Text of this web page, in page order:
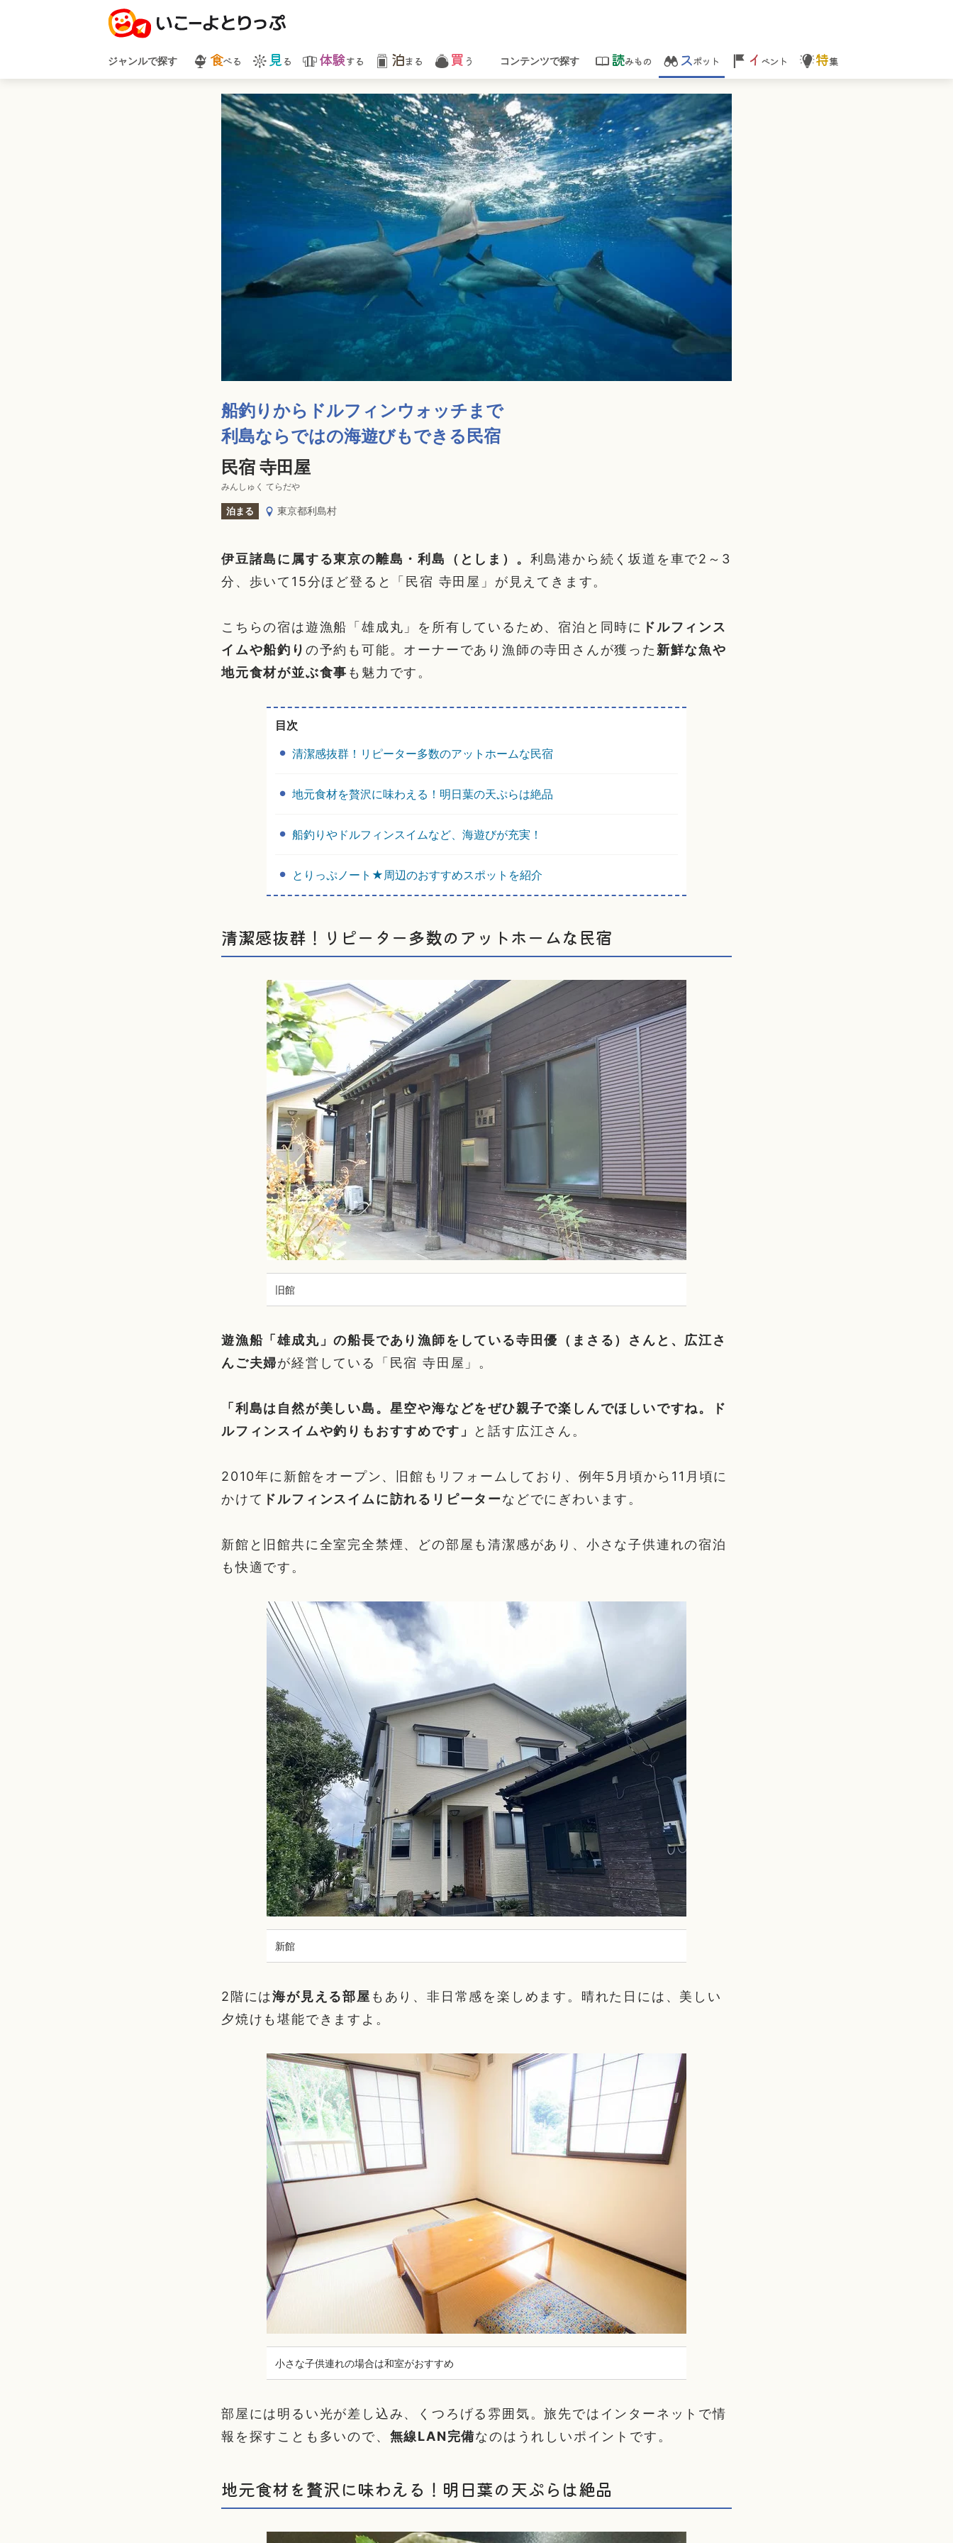
ジャンルで探す 食べる 見 る 体験する 泊まる 買 う コンテンツで探す 読みもの スポット イ ベント 特集
船釣りからドルフィンウォッチまで
利島ならではの海遊びもできる民宿
民宿 寺田屋
みんしゅく てらだや
泊まる 東京都利島村
伊豆諸島に属する東京の離島・利島（としま）。 利島港から続く坂道を車で2～3
分、歩いて15分ほど登ると「民宿 寺田屋」が見えてきます。
こちらの宿は遊漁船「雄成丸」を所有しているため、宿泊と同時に ドルフィンス
イムや船釣り の予約も可能。オーナーであり漁師の寺田さんが獲った 新鮮な魚や
地元食材が並ぶ食事 も魅力です。
目次
清潔感抜群！リピーター多数のアットホームな民宿
地元食材を贅沢に味わえる！明日葉の天ぷらは絶品
船釣りやドルフィンスイムなど、海遊びが充実！
とりっぷノート★周辺のおすすめスポットを紹介
清潔感抜群！リピーター多数のアットホームな民宿
旧館
遊漁船「雄成丸」の船長であり漁師をしている寺田優（まさる）さんと、広江さ
んご夫婦が経営している「民宿 寺田屋」。
「利島は自然が美しい島。星空や海などをぜひ親子で楽しんでほしいですね。ド
ルフィンスイムや釣りもおすすめです」
と話す広江さん。
2010年に新館をオープン、旧館もリフォームしており、例年5月頃から11月頃に
かけて ドルフィンスイムに訪れるリピーターなどでにぎわいます。
新館と旧館共に全室完全禁煙、どの部屋も清潔感があり、小さな子供連れの宿泊
も快適です。
新館
2階には海が見える部屋 もあり、非日常感を楽しめます。晴れた日には、美しい
夕焼けも堪能できますよ。
小さな子供連れの場合は和室がおすすめ
部屋には明るい光が差し込み、くつろげる雰囲気。旅先ではインターネットで情
報を探すことも多いので、 無線LAN完備なのはうれしいポイントです。
地元食材を贅沢に味わえる！明日葉の天ぷらは絶品